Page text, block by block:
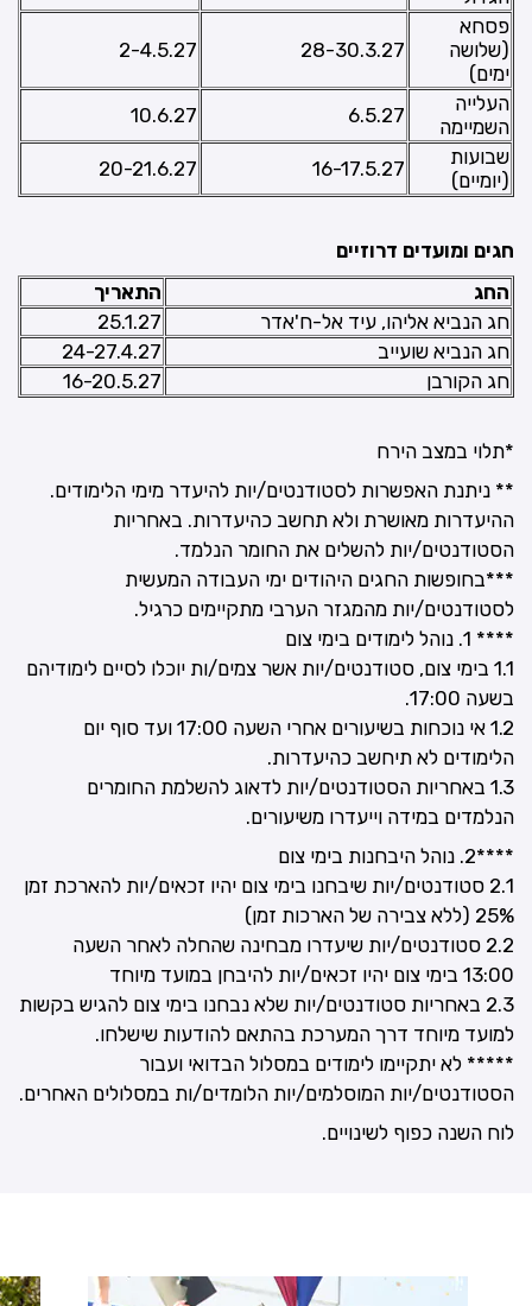
פסחא
(שלושה
ימים)
28-30.3.27
2-4.5.27
העלייה
השמיימה
6.5.27
10.6.27
שבועות
(יומיים)
16-17.5.27
20-21.6.27
חגים ומועדים דרוזיים
החג
התאריך
חג הנביא אליהו, עיד אל-ח'אדר
25.1.27
חג הנביא שועייב
24-27.4.27
חג הקורבן
16-20.5.27
*תלוי במצב הירח
** ניתנת האפשרות לסטודנטים/יות להיעדר מימי הלימודים.
ההיעדרות מאושרת ולא תחשב כהיעדרות. באחריות
הסטודנטים/יות להשלים את החומר הנלמד.
***בחופשות החגים היהודים ימי העבודה המעשית
לסטודנטים/יות מהמגזר הערבי מתקיימים כרגיל.
**** 1. נוהל לימודים בימי צום
1.1 בימי צום, סטודנטים/יות אשר צמים/ות יוכלו לסיים לימודיהם
בשעה 17:00.
1.2 אי נוכחות בשיעורים אחרי השעה 17:00 ועד סוף יום
הלימודים לא תיחשב כהיעדרות.
1.3 באחריות הסטודנטים/יות לדאוג להשלמת החומרים
הנלמדים במידה וייעדרו משיעורים.
****2. נוהל היבחנות בימי צום
2.1 סטודנטים/יות שיבחנו בימי צום יהיו זכאים/יות להארכת זמן
25% (ללא צבירה של הארכות זמן)
2.2 סטודנטים/יות שיעדרו מבחינה שהחלה לאחר השעה
13:00 בימי צום יהיו זכאים/יות להיבחן במועד מיוחד
2.3 באחריות סטודנטים/יות שלא נבחנו בימי צום להגיש בקשות
למועד מיוחד דרך המערכת בהתאם להודעות שישלחו.
***** לא יתקיימו לימודים במסלול הבדואי ועבור
הסטודנטים/יות המוסלמים/יות הלומדים/ות במסלולים האחרים.
לוח השנה כפוף לשינויים.